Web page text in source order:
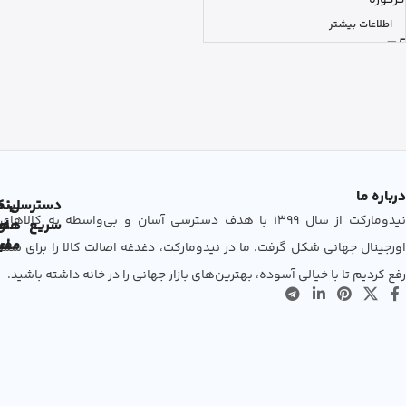
اطلاعات بیشتر
درباره ما
نیدومارکت از سال 1399 با هدف دسترسی آسان و بی‌واسطه به کالاهای
اورجینال جهانی شکل گرفت. ما در نیدومارکت، دغدغه اصالت کالا را برای شما
رفع کردیم تا با خیالی آسوده، بهترین‌های بازار جهانی را در خانه داشته باشید.
دسترسی
سریع